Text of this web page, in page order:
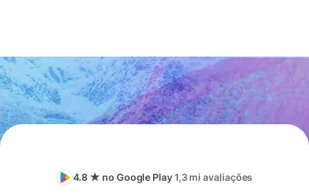
4.8 ★ no Google Play1,3 mi avaliações